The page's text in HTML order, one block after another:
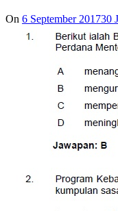
On 6 September 201730